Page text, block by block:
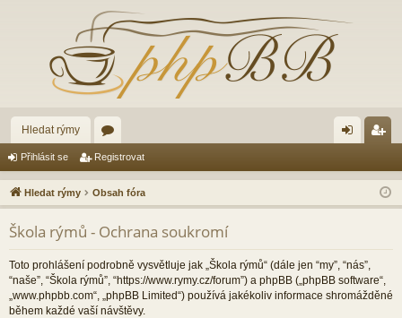
Hledat rýmy
ór
a lá
sit
ist
ro
Přihlásit se Registrovat
Hledat rýmy Obsah fóra
Škola rýmů - Ochrana soukromí
Toto prohlášení podrobně vysvětluje jak „Škola rýmů“ (dále jen “my”, “nás”,
“naše”, “Škola rýmů”, “https://www.rymy.cz/forum”) a phpBB („phpBB software“,
„www.phpbb.com“, „phpBB Limited“) používá jakékoliv informace shromážděné
během každé vaší návštěvy.